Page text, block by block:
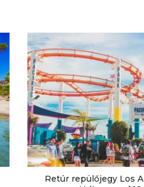
Retúr repülőjegy Los